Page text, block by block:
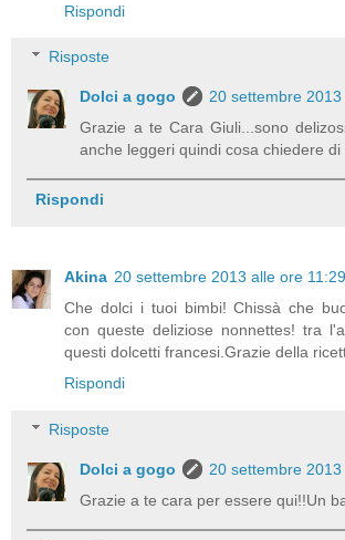
Rispondi
Risposte
Dolci a gogo
20 settembre
Grazie a te Cara Giuli...sono
anche leggeri quindi cosa chiedere di
Rispondi
Akina 20 settembre 2013 alle ore 11:29
Che dolci i tuoi bimbi! Chissà che
con queste deliziose nonnettes! tra
questi dolcetti francesi.Grazie della
Rispondi
Risposte
Dolci a gogo
20 settembre
Grazie a te cara per essere qui!!Un